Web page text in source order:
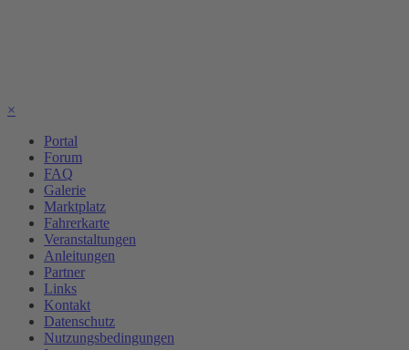
×
Portal
Forum
FAQ
Galerie
Marktplatz
Fahrerkarte
Veranstaltungen
Anleitungen
Partner
Links
Kontakt
Datenschutz
Nutzungsbedingungen